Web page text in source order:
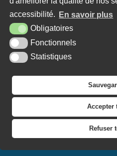
accessibilité.
En savoir plus
Obligatoires
Fonctionnels
Statistiques
Accepter
Refuser
Article publié le lundi 18 novembre
22, route de
Tél. 02 43
CONTACT